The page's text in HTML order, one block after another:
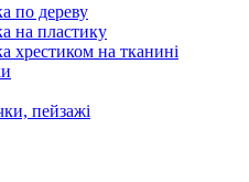
по дереву
на пластику
хрестиком на тканині
пейзажі